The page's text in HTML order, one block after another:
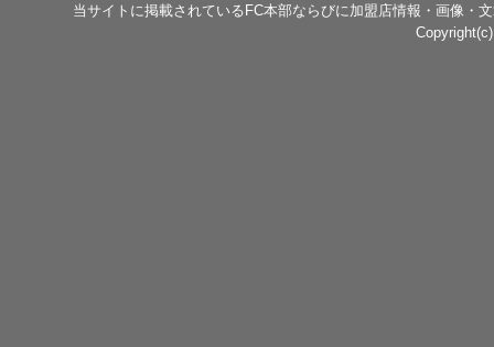
当サイトに掲載されているFC本部ならびに加盟店情報・画像・